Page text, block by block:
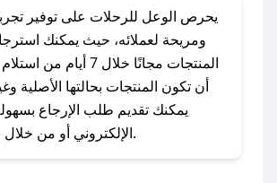
للحصول على كوبونات وخصومات
يحرص الوعل للرحلات على توفير
ومريحة لعملائه، حيث يمكنك
المنتجات مجانًا خلال 7
أن تكون المنتجات بحالتها الأصلية
يمكنك تقديم طلب الإرجاع
الإلكتروني أو من خلال خدمة العملاء.